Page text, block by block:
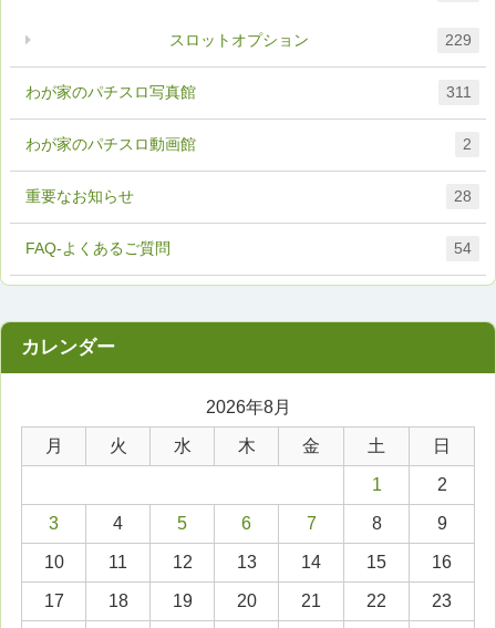
FAQ-よくあるご質問 54
わが家のパチスロ写真館 311
わが家のパチスロ動画館 2
スロットオプション 229
重要なお知らせ 28
2026年8月
月 火 水 木 金 土 日
1 2
3 4 5 6 7 8 9
10 11 12 13 14 15 16
17 18 19 20 21 22 23